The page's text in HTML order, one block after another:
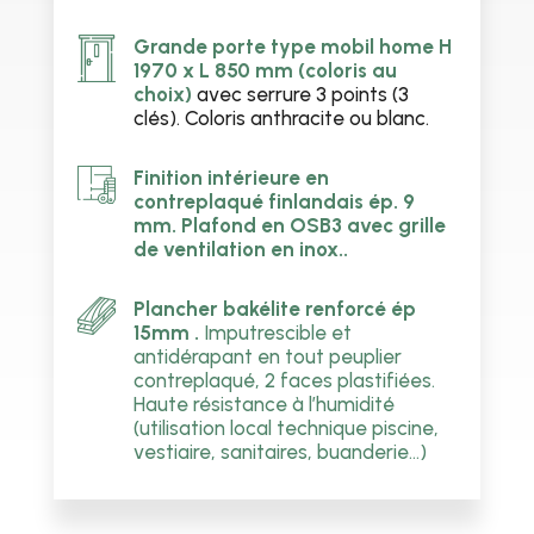
Grande porte type mobil home H
1970 x L 850 mm (coloris au
choix) avec serrure 3 points (3
clés). Coloris anthracite ou blanc.
Finition intérieure en
contreplaqué finlandais ép. 9
mm. Plafond en OSB3 avec grille
de ventilation en inox..
Plancher bakélite renforcé ép
15mm . Imputrescible et
antidérapant en tout peuplier
contreplaqué, 2 faces plastifiées.
Haute résistance à l’humidité
(utilisation local technique piscine,
vestiaire, sanitaires, buanderie…)